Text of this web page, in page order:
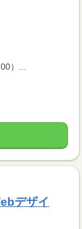
）...
デザイ